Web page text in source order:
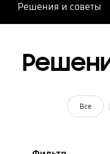
Решения и советы
Все